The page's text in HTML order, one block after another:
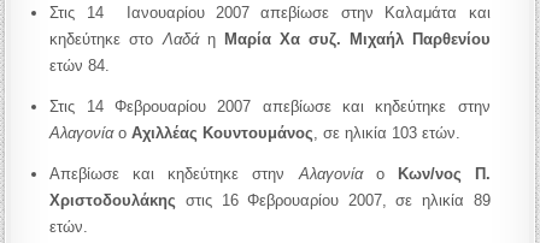
Στις 14
Ιανουαρίου 2007 απεβίωσε στην Καλαμάτα και
κηδεύτηκε στοΛαδάη Μαρία Χα συζ. Μιχαήλ Παρθενίου
ετών84.
Στις 14 Φεβρουαρίου 2007 απεβίωσε και κηδεύτηκε στην
Αλαγονία οΑχιλλέας Κουντουμάνος, σε ηλικία 103 ετών.
Απεβίωσε και κηδεύτηκε στηνΑλαγονίαο
Κων/νος Π.
Χριστοδουλάκης στις 16Φεβρουαρίου 2007,σε ηλικία 89
ετών.